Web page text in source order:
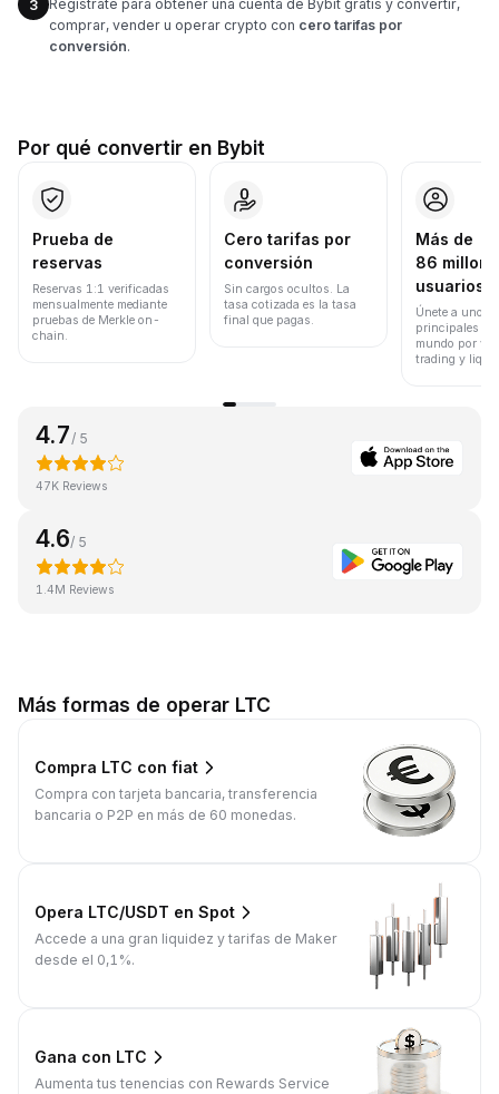
3
Regístrate para obtener una cuenta de Bybit gratis y convertir,
comprar, vender u operar crypto con cero tarifas por
conversión.
Por qué convertir en Bybit
Prueba de
reservas
Reservas 1:1 verificadas
mensualmente mediante
pruebas de Merkle on-
chain.
Cero tarifas por
conversión
Sin cargos ocultos. La
tasa cotizada es la tasa
final que pagas.
Más de
86
usuarios
Únete a uno
principales
mundo por
trading y
4.7 / 5
47K Reviews
4.6/ 5
1.4M Reviews
Más formas de operar LTC
Compra LTC con fiat
Compra con tarjeta bancaria, transferencia
bancaria o P2P en más de 60 monedas.
Opera LTC/USDT en Spot
Accede a una gran liquidez y tarifas de Maker
desde el 0,1%.
Gana con LTC
Aumenta tus tenencias con Rewards Service